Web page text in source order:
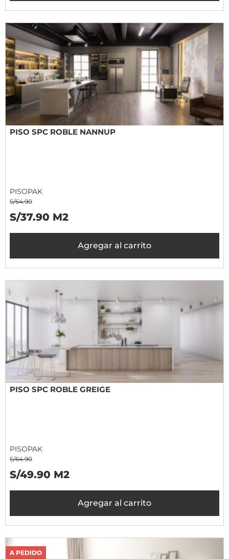
PISO SPC ROBLE NANNUP
PISOPAK
S/64.90
S/37.90 M2
Agregar al carrito
PISO SPC ROBLE GREIGE
PISOPAK
S/64.90
S/49.90 M2
Agregar al carrito
A PEDIDO